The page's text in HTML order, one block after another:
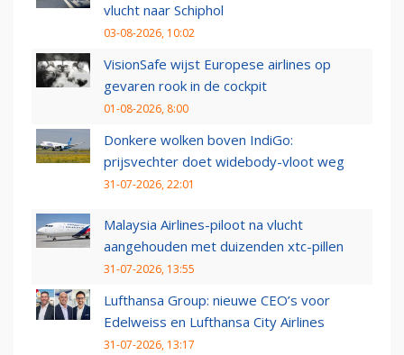
vlucht naar Schiphol
03-08-2026, 10:02
VisionSafe wijst Europese airlines op
gevaren rook in de cockpit
01-08-2026, 8:00
Donkere wolken boven IndiGo:
prijsvechter doet widebody-vloot weg
31-07-2026, 22:01
Malaysia Airlines-piloot na vlucht
aangehouden met duizenden xtc-pillen
31-07-2026, 13:55
Lufthansa Group: nieuwe CEO’s voor
Edelweiss en Lufthansa City Airlines
31-07-2026, 13:17